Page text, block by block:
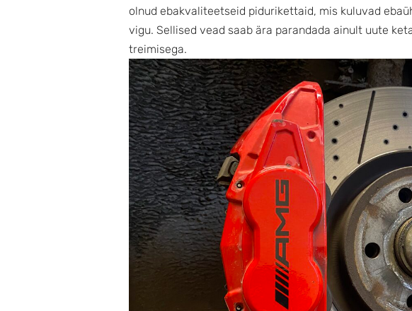
olnud ebakvaliteetseid pidurikettaid, mis kuluvad
vigu. Sellised vead saab ära parandada ainult uute
treimisega.